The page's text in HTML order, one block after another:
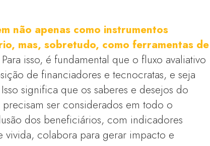
não apenas como instrumentos
mas, sobretudo, como ferramentas de
isso, é fundamental que o fluxo avaliativo
de financiadores e tecnocratas, e seja
significa que os saberes e desejos do
ser considerados em todo o
dos beneficiários, com indicadores
vivida, colabora para gerar impacto e